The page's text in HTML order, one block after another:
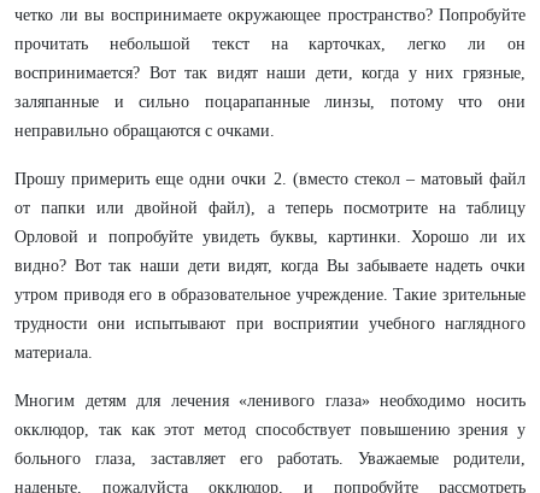
четко ли вы воспринимаете окружающее пространство? Попробуйте
прочитать небольшой текст на карточках, легко ли он
воспринимается? Вот так видят наши дети, когда у них грязные,
заляпанные и сильно поцарапанные линзы, потому что они
неправильно обращаются с очками.
Прошу примерить еще одни очки 2. (вместо стекол – матовый файл
от папки или двойной файл), а теперь посмотрите на таблицу
Орловой и попробуйте увидеть буквы, картинки. Хорошо ли их
видно? Вот так наши дети видят, когда Вы забываете надеть очки
утром приводя его в образовательное учреждение. Такие зрительные
трудности они испытывают при восприятии учебного наглядного
материала.
Многим детям для лечения «ленивого глаза» необходимо носить
окклюдор, так как этот метод способствует повышению зрения у
больного глаза, заставляет его работать. Уважаемые родители,
наденьте, пожалуйста окклюдор, и попробуйте рассмотреть